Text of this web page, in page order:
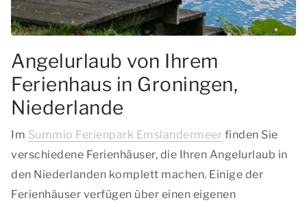
Angelurlaub von Ihrem
Ferienhaus in Groningen,
Niederlande
Im Summio Ferienpark Emslandermeer finden Sie
verschiedene Ferienhäuser, die Ihren Angelurlaub in
den Niederlanden komplett machen. Einige der
Ferienhäuser verfügen über einen eigenen